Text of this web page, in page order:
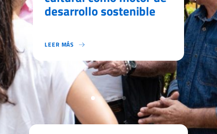
desarrollo sostenible
LEER MÁS
EN EL MARCO DE LA VISITA OFICIAL DEL EMBAJADOR DE
departamentos de
LA AGENCIA ITALIANA DE COOPERACIÓN PARA EL
incendios forestales
LEER MÁS
LOS DÍAS 11 Y 12 DE FEBRERO DE 2025 SE LLEVÓ A CABO
LA PARTICIPACIÓN DE LA AGENCIA ITALIANA PARA LA
Rusconi
LEER MÁS
A MISSIONE, CARATTERIZZATA DA INCONTRI CON LE